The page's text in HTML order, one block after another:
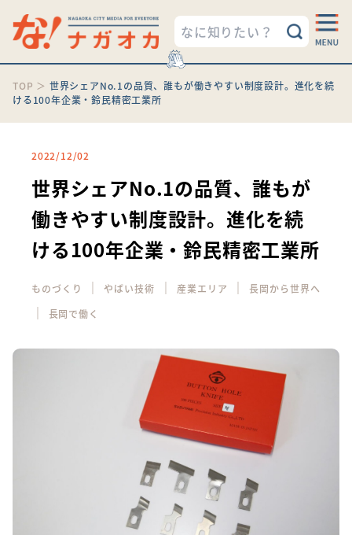
TOP ＞ 世界シェアNo.1の品質、誰もが働きやすい制度設計。進化を続
ける100年企業・鈴民精密工業所
2022/12/02
世界シェアNo.1の品質、誰もが
働きやすい制度設計。進化を続
ける100年企業・鈴民精密工業所
ものづくり ｜ やばい技術 ｜ 産業エリア ｜ 長岡から世界へ
｜ 長岡で働く